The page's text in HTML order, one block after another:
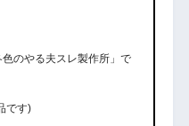
のやる夫スレ製作所」で
です)